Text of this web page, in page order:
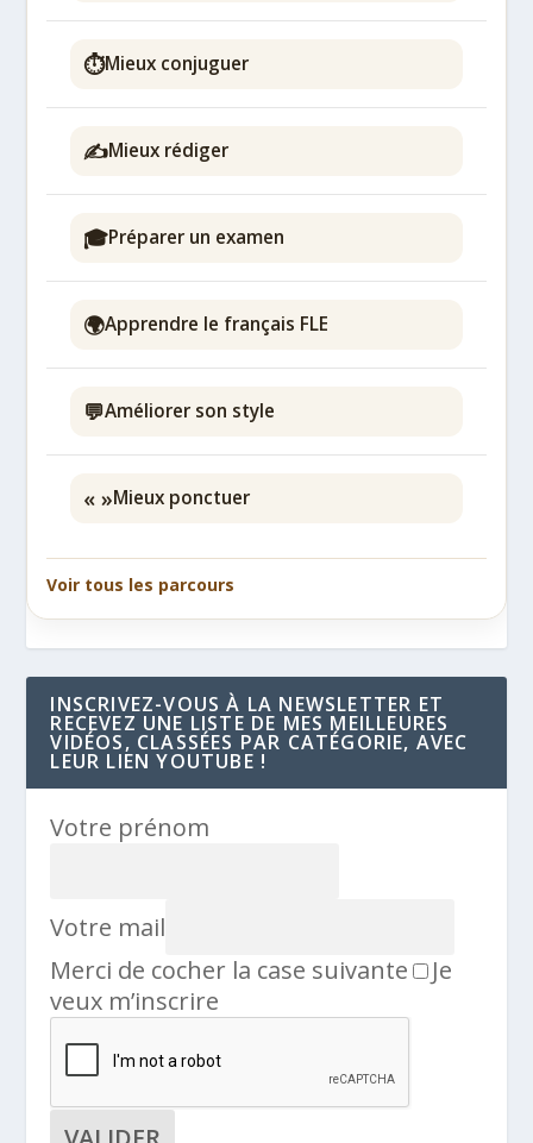
⏱️Mieux conjuguer
✍️Mieux rédiger
🎓Préparer un examen
🌍Apprendre le français FLE
💬Améliorer son style
« »Mieux ponctuer
Voir tous les parcours
INSCRIVEZ-VOUS À LA NEWSLETTER ET
RECEVEZ UNE LISTE DE MES MEILLEURES
VIDÉOS, CLASSÉES PAR CATÉGORIE, AVEC
LEUR LIEN YOUTUBE !
Votre prénom
Votre mail
Merci de cocher la case suivante
Je
veux m’inscrire